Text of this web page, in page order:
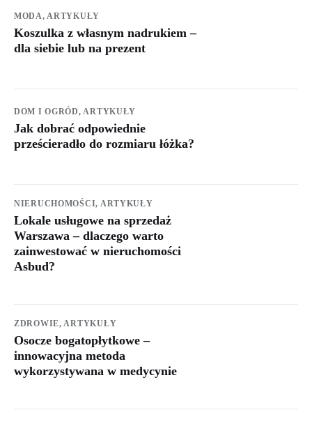
MODA, ARTYKUŁY
Koszulka z własnym nadrukiem –
dla siebie lub na prezent
DOM I OGRÓD, ARTYKUŁY
Jak dobrać odpowiednie
prześcieradło do rozmiaru łóżka?
NIERUCHOMOŚCI, ARTYKUŁY
Lokale usługowe na sprzedaż
Warszawa – dlaczego warto
zainwestować w nieruchomości
Asbud?
ZDROWIE,ARTYKUŁY
Osocze bogatopłytkowe –
innowacyjna metoda
wykorzystywana w medycynie